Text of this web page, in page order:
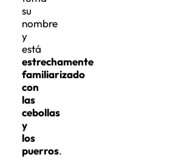
su
nombre
y
está
estrechamente
familiarizado
con
las
cebollas
y
los
puerros.